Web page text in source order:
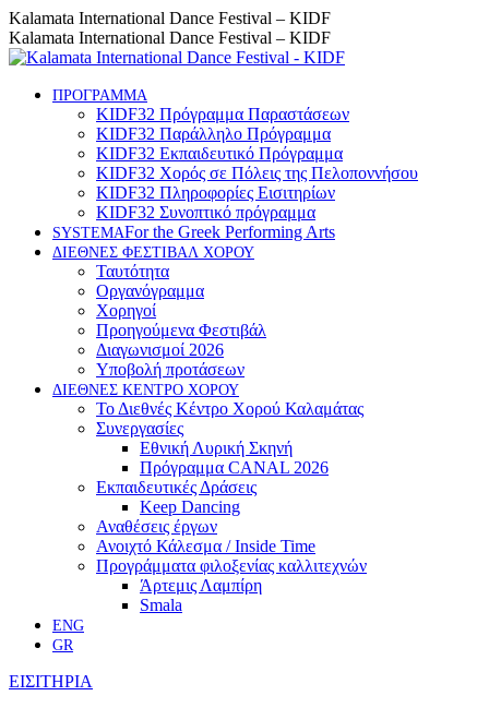
Skip
to
content
Instagram
page
opens
new
Facebook
page
opens
new
YouTube
page
opens
new
Kalamata International Dance Festival – KIDF
Kalamata International Dance Festival – KIDF
ΠΡΟΓΡΑΜΜΑ
KIDF32 Πρόγραμμα Παραστάσεων
KIDF32 Παράλληλο Πρόγραμμα
KIDF32 Εκπαιδευτικό Πρόγραμμα
KIDF32 Χορός σε Πόλεις της Πελοποννήσου
KIDF32 Πληροφορίες Εισιτηρίων
KIDF32 Συνοπτικό πρόγραμμα
SYSTEMAFor the Greek Performing Arts
ΔΙΕΘΝΕΣ ΦΕΣΤΙΒΑΛ ΧΟΡΟΥ
Ταυτότητα
Οργανόγραμμα
Χορηγοί
Προηγούμενα Φεστιβάλ
Διαγωνισμοί 2026
Υποβολή προτάσεων
ΔΙΕΘΝΕΣ ΚΕΝΤΡΟ ΧΟΡΟΥ
Το Διεθνές Κέντρο Χορού Καλαμάτας
Συνεργασίες
Εθνική Λυρική Σκηνή
Πρόγραμμα CANAL 2026
Εκπαιδευτικές Δράσεις
Keep Dancing
Αναθέσεις έργων
Ανοιχτό Κάλεσμα / Inside Time
Προγράμματα φιλοξενίας καλλιτεχνών
Άρτεμις Λαμπίρη
Smala
ENG
GR
ΕΙΣΙΤΗΡΙΑ